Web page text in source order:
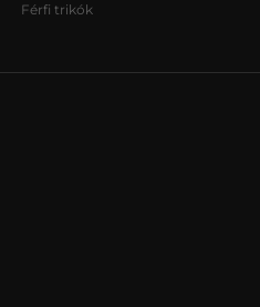
Férfi trikók